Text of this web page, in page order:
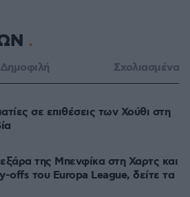
Δημοφιλή Σχολιασμένα
σε επιθέσεις των Χούθι στη
της Μπενφίκα στη Χαρτς και
offs του Europa League, δείτε τα